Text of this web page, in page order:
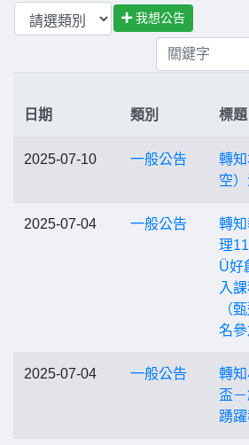
我想公告
日期 類別 標題
2025-07-10 一般公告
轉
空
2025-07-04 一般公告
轉
理
Ü好
入
（
名參
2025-07-04 一般公告
轉
盃
踴